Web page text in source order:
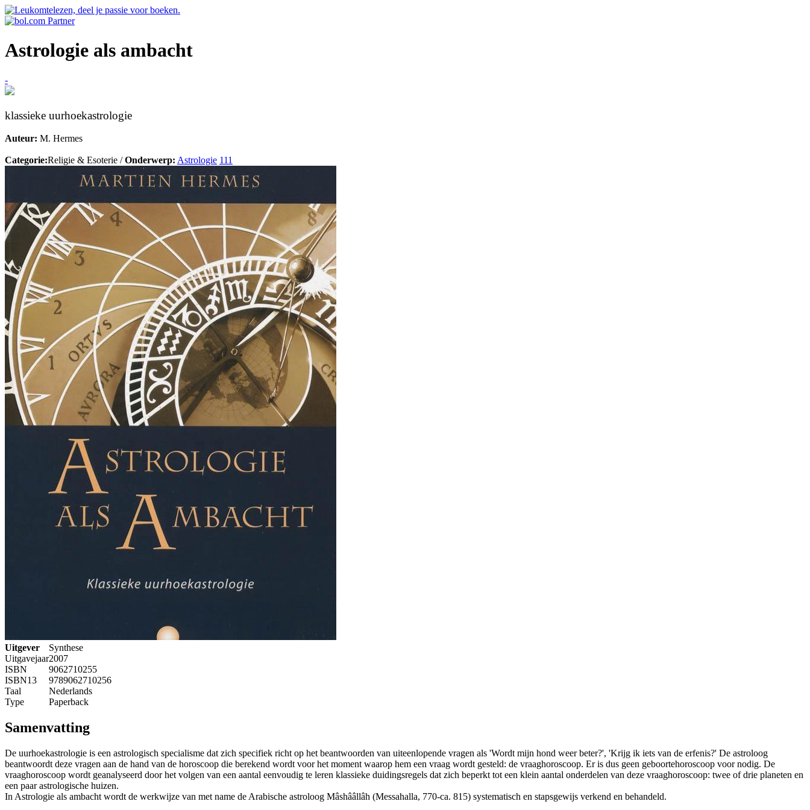
Astrologie als ambacht
-
klassieke uurhoekastrologie
Auteur: M. Hermes
Categorie:Religie & Esoterie /Onderwerp: Astrologie 111
Uitgever
Synthese
Uitgavejaar2007
ISBN
9062710255
ISBN13
9789062710256
Taal
Nederlands
Type
Paperback
Samenvatting
De uurhoekastrologie is een astrologisch specialisme dat zich specifiek richt op het beantwoorden van uiteenlopende vragen als 'Wordt mijn hond weer beter?', 'Krijg ik iets van de erfenis?' De astroloog
beantwoordt deze vragen aan de hand van de horoscoop die berekend wordt voor het moment waarop hem een vraag wordt gesteld: de vraaghoroscoop. Er is dus geen geboortehoroscoop voor nodig. De
vraaghoroscoop wordt geanalyseerd door het volgen van een aantal eenvoudig te leren klassieke duidingsregels dat zich beperkt tot een klein aantal onderdelen van deze vraaghoroscoop: twee of drie planeten en
een paar astrologische huizen.
In Astrologie als ambacht wordt de werkwijze van met name de Arabische astroloog Mâshââllâh (Messahalla, 770-ca. 815) systematisch en stapsgewijs verkend en behandeld.